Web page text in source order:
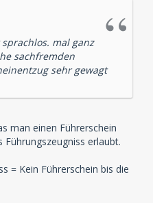
mal ganz
sachfremden
sehr gewagt
man einen Führerschein
Führungszeugniss erlaubt.
= Kein Führerschein bis die